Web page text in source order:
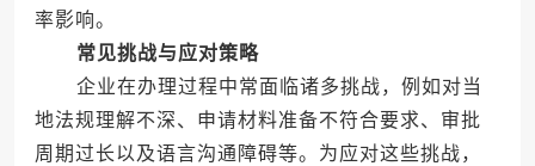
率影响。
常见挑战与应对策略
企业在办理过程中常面临诸多挑战，例如对当
地法规理解不深、申请材料准备不符合要求、审批
周期过长以及语言沟通障碍等。为应对这些挑战，